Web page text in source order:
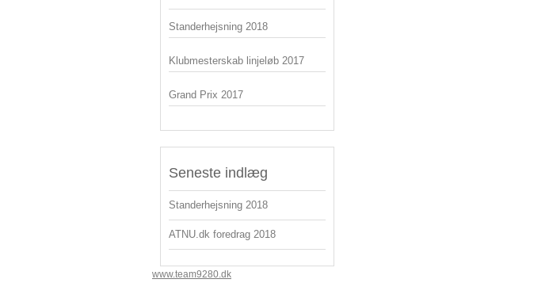
Standerhejsning 2018
Klubmesterskab linjeløb 2017
Grand Prix 2017
Seneste indlæg
Standerhejsning 2018
ATNU.dk foredrag 2018
www.team9280.dk